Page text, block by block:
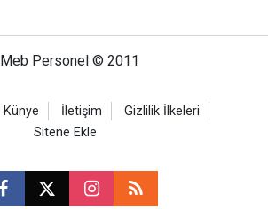
Meb Personel © 2011
Künye İletişim
Gizlilik İlkeleri
Sitene Ekle